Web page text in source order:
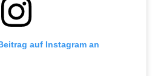
auf Instagram an